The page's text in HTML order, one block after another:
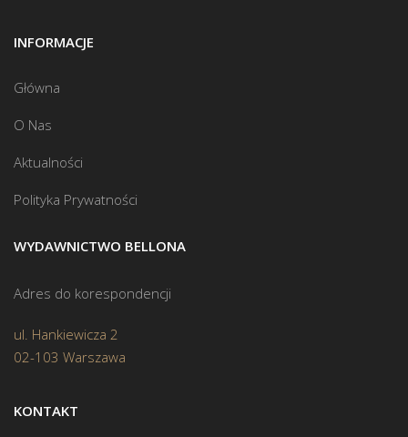
INFORMACJE
Główna
O Nas
Aktualności
Polityka Prywatności
WYDAWNICTWO BELLONA
Adres do korespondencji
ul. Hankiewicza 2
02-103 Warszawa
KONTAKT